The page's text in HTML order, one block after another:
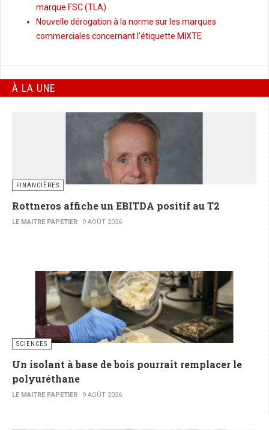
marque FSC (TLA)
Nouvelle dérogation à la norme sur les marques
commerciales concernant l’étiquette MIXTE
À LA UNE
FINANCIÈRES
Rottneros affiche un EBITDA positif au T2
LE MAITRE PAPETIER 9 AOÛT 2026
SCIENCES
Un isolant à base de bois pourrait remplacer le
polyuréthane
LE MAITRE PAPETIER 9 AOÛT 2026